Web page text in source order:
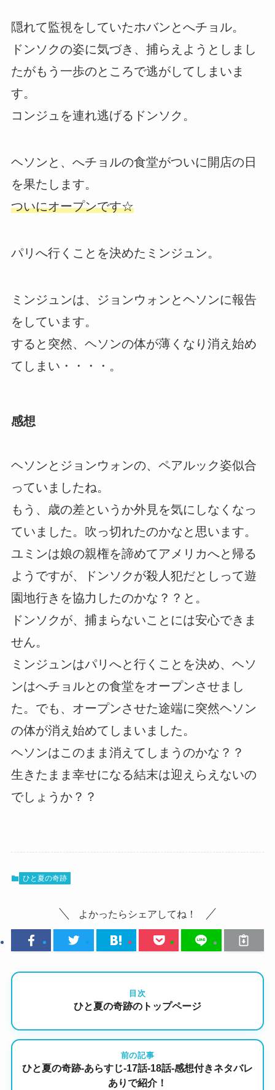
隠れて監視をしていたホバンとへチョル。
ドンソクの姿に気づき、捕らえようとしまし
たがもう一歩のところで逃がしてしまいま
す。
コンジュを連れ逃げるドンソク。
ヘソンと、へチョルの食堂がついに開店の日
を果たします。
ついにオープンです☆
パリへ行くことを決めたミンジュン。
ミンジュンは、ジョンウォンとヘソンに報告
をしています。
すると突然、ヘソンの体が薄くなり消え始め
てしまい・・・・。
感想
ヘソンとジョンウォンの、ペアルック姿似合
っていましたね。
もう、歳の差というか外見を気にしなくなっ
ていました。吹っ切れたのかなと思います。
ユミンは娘の親権を諦めてアメリカへと帰る
ようですが、ドンソクが殺人犯だとしって遊
園地行きを協力したのかな？？と。
ドンソクが、捕まらないことには安心できま
せん。
ミンジュンはパリへと行くことを決め、ヘソ
ンはへチョルとの食堂をオープンさせまし
た。でも、オープンさせた途端に突然ヘソン
の体が消え始めてしまいました。
ヘソンはこのまま消えてしまうのかな？？
生きたまま幸せになる結末は迎えらえないの
でしょうか？？
ひと夏の奇跡
よかったらシェアしてね！
目次
ひと夏の奇跡のトップページ
前の記事
ひと夏の奇跡-あらすじ-17話-18話-感想付きネタバレ
ありで紹介！